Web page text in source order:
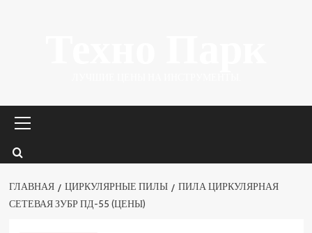
меню
ГЛАВНАЯ ЦИРКУЛЯРНЫЕ ПИЛЫ
ПИЛА ЦИРКУЛЯРНАЯ
СЕТЕВАЯ ЗУБР ПД-55 (ЦЕНЫ)